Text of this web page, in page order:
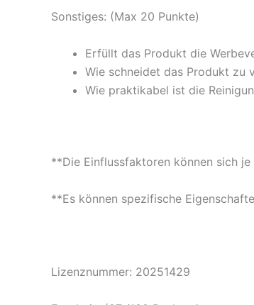
Sonstiges: (Max 20 Punkte)
Erfüllt das Produkt die
Wie schneidet das Produkt zu
Wie praktikabel ist die
**Die Einflussfaktoren können sich
**Es können spezifische
Lizenznummer: 20251429